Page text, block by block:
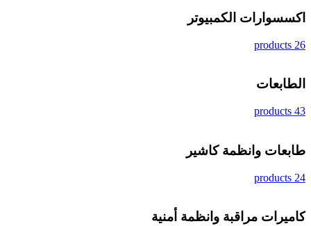
اكسسوارات الكمبيوتر
26 products
الطابعات
43 products
طابعات وانظمة كاشير
24 products
كاميرات مراقبة وانظمة أمنية